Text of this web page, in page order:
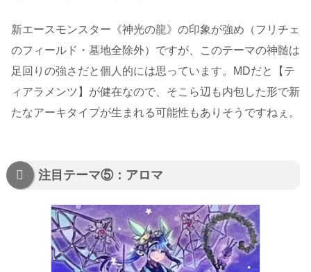
新エースモンスター《神光の龍》の印象が強め（フリチェ
のフィールド・墓地全除外）ですが、このテーマの神髄は
足回りの強さだと個人的には思っています。MDだと【テ
ィアラメンツ】が健在なので、そこら辺も内包した形で新
たなアーキタイプが生まれる可能性もありそうですねぇ。
注目テーマ⑤：アロマ